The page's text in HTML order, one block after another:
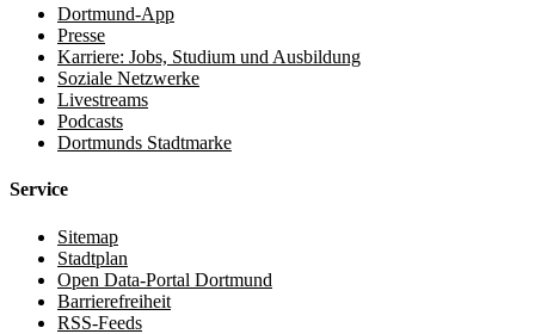
Dortmund-App
Presse
Karriere: Jobs, Studium und Ausbildung
Soziale Netzwerke
Livestreams
Podcasts
Dortmunds Stadtmarke
Service
Sitemap
Stadtplan
Open Data-Portal Dortmund
Barrierefreiheit
RSS-Feeds